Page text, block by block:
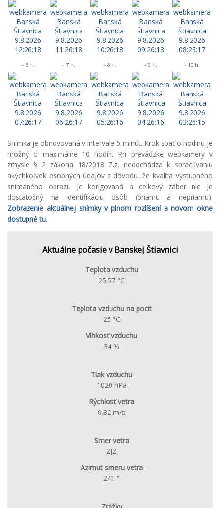
- 6 h. - 7 h. - 8 h. - 9 h. - 10 h.
Snímka je obnovovaná v intervale 5 minút. Krok späť o hodinu je
možný o maximálne 10 hodín. Pri prevádzke webkamery v
zmysle § 2 zákona 18/2018 Z.z. nedochádza k spracúvaniu
akýchkoľvek osobných údajov z dôvodu, že kvalita výstupného
snímaného obrazu je korigovaná a celkový záber nie je
dostatočný na identifikáciu osôb (priamu a nepriamu).
Zobrazenie aktuálnej snímky v plnom rozlíšení a novom okne
dostupné tu.
Aktuálne počasie v Banskej Štiavnici
Teplota vzduchu
25.57 °C
Teplota vzduchu na pocit
25 °C
Vlhkosť vzduchu
34 %
Tlak vzduchu
1020 hPa
Rýchlosť vetra
0.82 m/s
Smer vetra
ZJZ
Azimut smeru vetra
241 °